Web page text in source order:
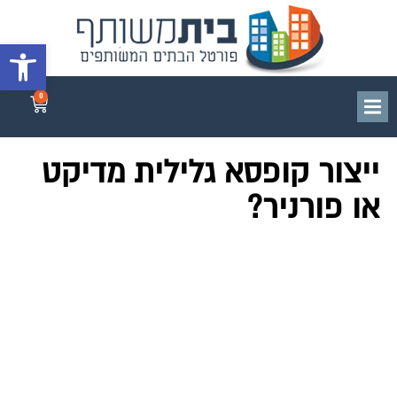
פתח
0
ייצור קופסא גלילית מדיקט
או פורניר?